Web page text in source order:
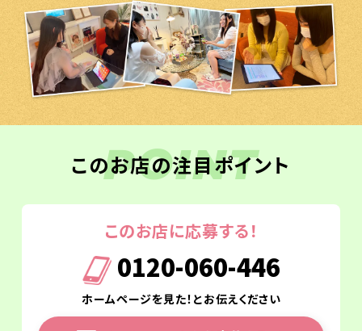
このお店の注目ポイント
POINT
このお店に応募する！
0120-060-446
ホームページを見た！とお伝えください